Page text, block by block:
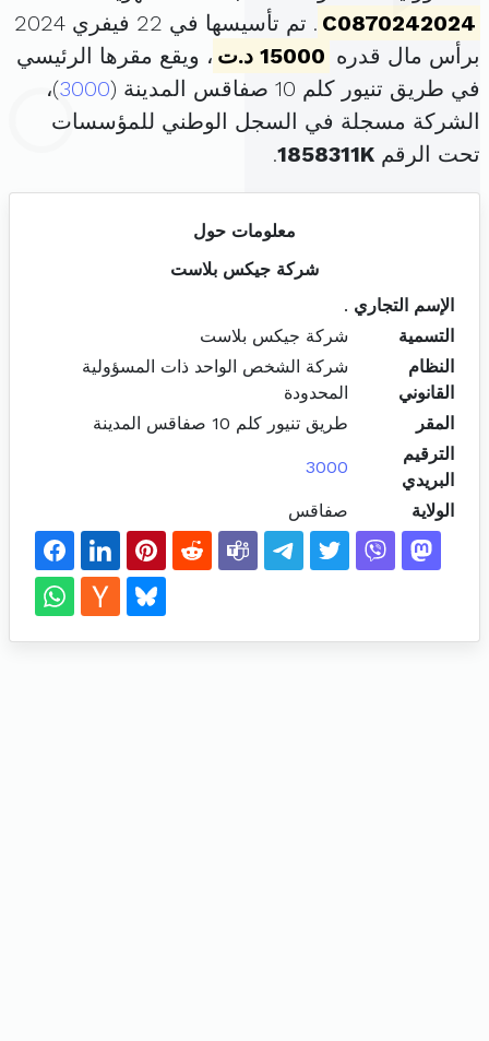
C0870242024
. تم تأسيسها في 22 فيفري 2024
برأس مال قدره 15000 د.ت
، ويقع مقرها الرئيسي
في طريق تنيور كلم 10 صفاقس المدينة (
3000)،
الشركة مسجلة في السجل الوطني للمؤسسات
تحت الرقم 1858311K
.
معلومات حول
شركة جيكس بلاست
الإسم التجاري .
التسمية
شركة جيكس بلاست
النظام
القانوني
شركة الشخص الواحد ذات المسؤولية
المحدودة
المقر
طريق تنيور كلم 10 صفاقس المدينة
الترقيم
البريدي
3000
الولاية صفاقس